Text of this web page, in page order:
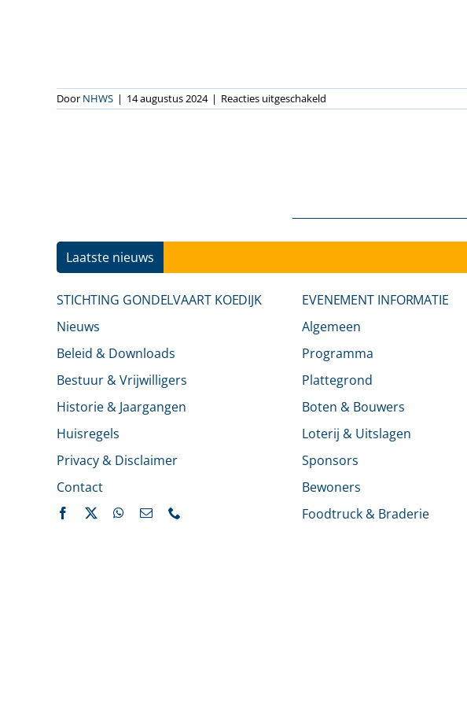
Door NHWS | 14 augustus 2024 | Reacties uitgeschakeld
Oostwouder
Laatste nieuws
STICHTING GONDELVAART KOEDIJK
Nieuws
Beleid & Downloads
Bestuur & Vrijwilligers
Historie & Jaargangen
Huisregels
Privacy & Disclaimer
Contact
EVENEMENT INFORMATIE
Algemeen
Programma
Plattegrond
Boten & Bouwers
Loterij & Uitslagen
Sponsors
Bewoners
Foodtruck & Braderie